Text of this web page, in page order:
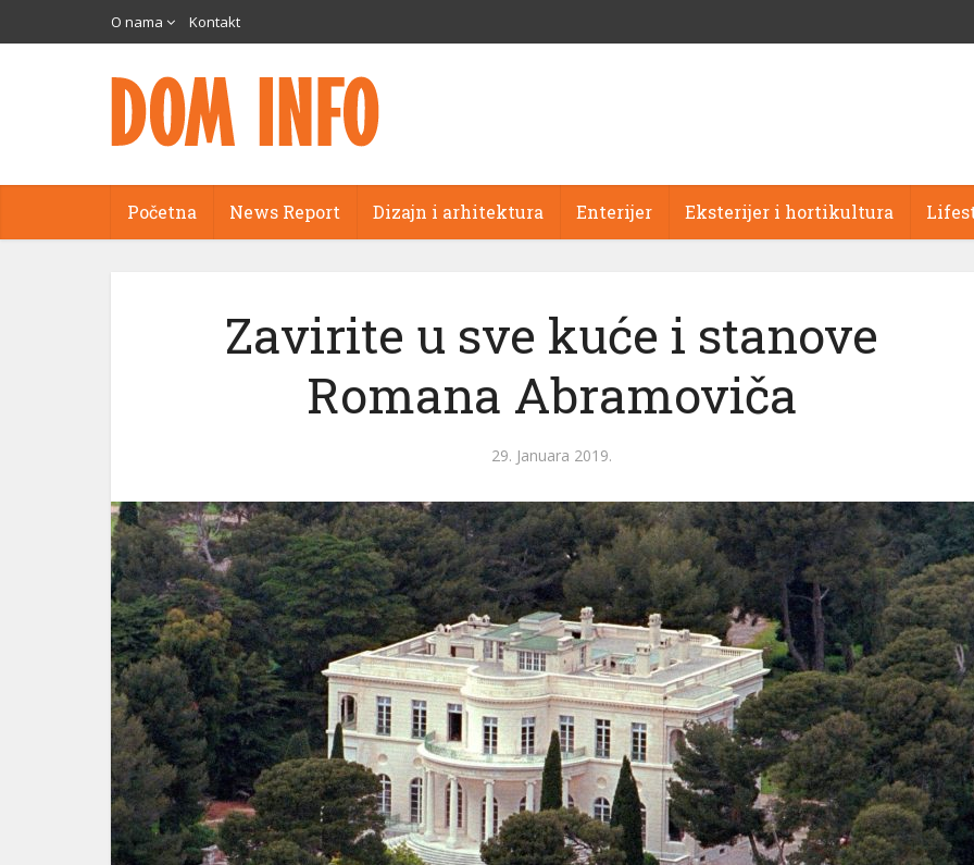
O nama Kontakt
Početna News Report Dizajn i arhitektura Enterijer Eksterijer i hortikultura
Zavirite u sve kuće i stanove
Romana Abramoviča
29. Januara 2019.